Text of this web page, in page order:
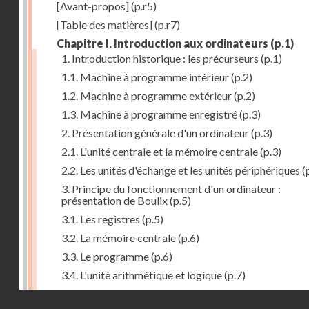
[Avant-propos](p.r5)
[Table des matières](p.r7)
Chapitre I. Introduction aux ordinateurs (p.1)
1. Introduction historique : les précurseurs (p.1)
1.1. Machine à programme intérieur(p.2)
1.2. Machine à programme extérieur(p.2)
1.3. Machine à programme enregistré(p.3)
2. Présentation générale d'un ordinateur(p.3)
2.1. L'unité centrale et la mémoire centrale(p.3)
2.2. Les unités d'échange et les unités périphériques
3. Principe du fonctionnement d'un ordinateur :
présentation de Boulix(p.5)
3.1. Les registres (p.5)
3.2. La mémoire centrale(p.6)
3.3. Le programme(p.6)
3.4. L'unité arithmétique et logique(p.7)
3.5. L'unité de contrôle(p.8)